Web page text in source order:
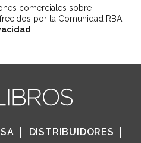
comerciales sobre
por la Comunidad RBA.
DISTRIBUIDORES